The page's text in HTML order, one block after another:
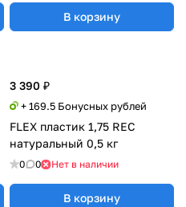
В корзину
3 390 ₽
+ 169.5 Бонусных рублей
FLEX пластик 1,75 REC
натуральный 0,5 кг
0 0 Нет в наличии
В корзину